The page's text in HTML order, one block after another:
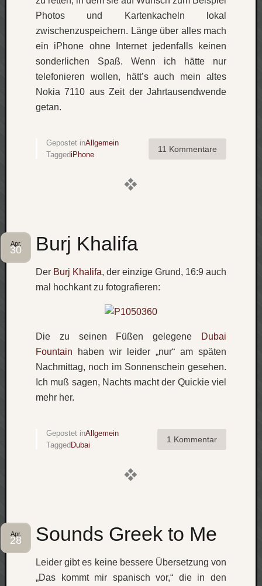
Photos und Kartenkacheln lokal
zwischenzuspeichern. Länge über alles mach
ein iPhone ohne Internet jedenfalls keinen
sonderlichen Spaß. Wenn ich hätte nur
telefonieren wollen, hätt’s auch mein altes
Nokia 7110 aus Zeit der Jahrtausendwende
getan.
11 Kommentare
Gepostet inAllgemein
TaggediPhone
Burj Khalifa
Apr.
30
Der Burj Khalifa, der einzige Grund, 16:9 auch
mal hochkant zu fotografieren:
Die zu seinen Füßen gelegene
Dubai
Fountain haben wir leider „nur“ am späten
Nachmittag, noch im Sonnenschein gesehen.
Ich muß sagen, Nachts macht der Quickie viel
mehr her.
1 Kommentar
Gepostet inAllgemein
Tagged Dubai
Sounds Greek to Me
Apr.
28
Leider gibt es keine bessere Übersetzung von
„Das kommt mir spanisch vor,“ die in den